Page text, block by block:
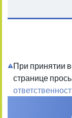
При принятии
странице